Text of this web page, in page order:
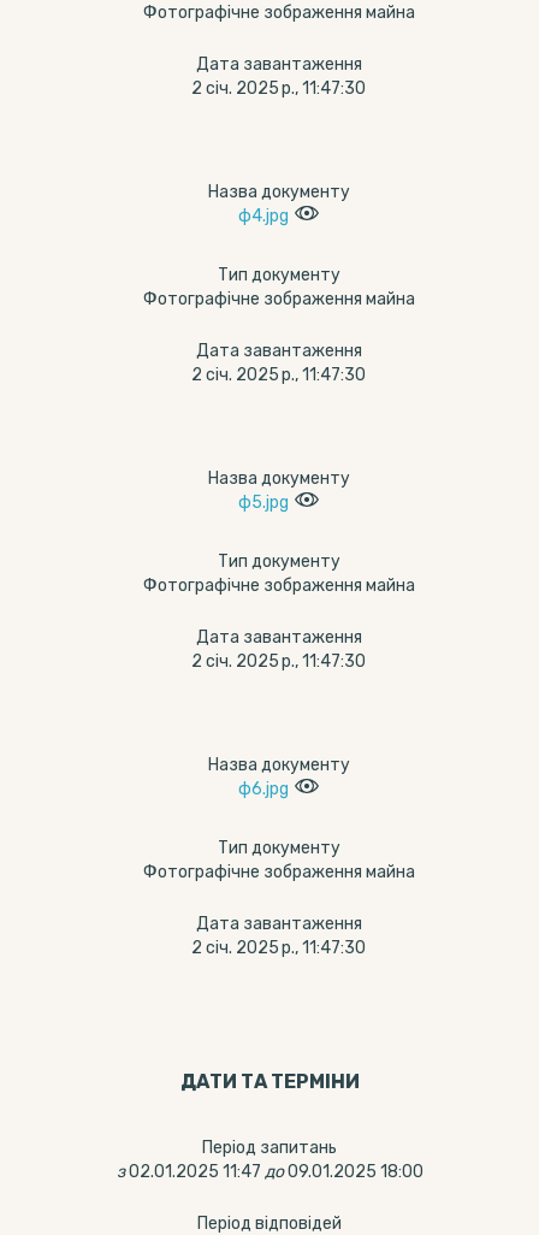
Фотографічне зображення майна
Дата завантаження
2 січ. 2025 р., 11:47:30
Назва документу
ф4.jpg
Тип документу
Фотографічне зображення майна
Дата завантаження
2 січ. 2025 р., 11:47:30
Назва документу
ф5.jpg
Тип документу
Фотографічне зображення майна
Дата завантаження
2 січ. 2025 р., 11:47:30
Назва документу
ф6.jpg
Тип документу
Фотографічне зображення майна
Дата завантаження
2 січ. 2025 р., 11:47:30
ДАТИ ТА ТЕРМIНИ
Період запитань
з 02.01.2025 11:47 до 09.01.2025 18:00
Період відповідей